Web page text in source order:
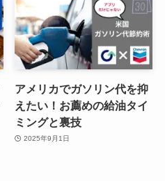
アメリカでガソリン代を抑
えたい！お薦めの給油タイ
ミングと裏技
2025年9月1日